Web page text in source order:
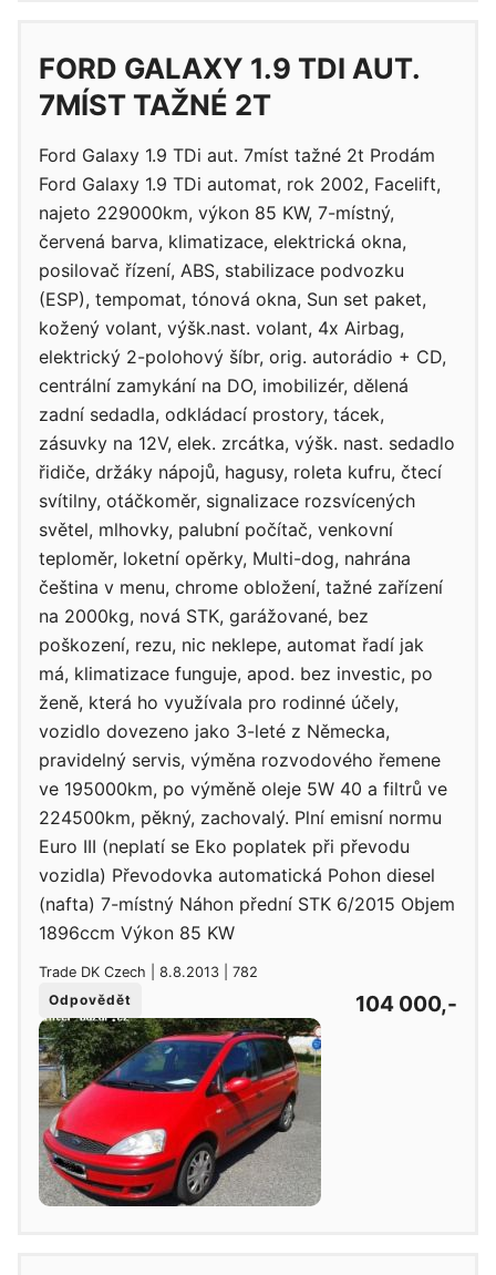
FORD GALAXY 1.9 TDI AUT.
7MÍST TAŽNÉ 2T
Ford Galaxy 1.9 TDi aut. 7míst tažné 2t Prodám
Ford Galaxy 1.9 TDi automat, rok 2002, Facelift,
najeto 229000km, výkon 85 KW, 7-místný,
červená barva, klimatizace, elektrická okna,
posilovač řízení, ABS, stabilizace podvozku
(ESP), tempomat, tónová okna, Sun set paket,
kožený volant, výšk.nast. volant, 4x Airbag,
elektrický 2-polohový šíbr, orig. autorádio + CD,
centrální zamykání na DO, imobilizér, dělená
zadní sedadla, odkládací prostory, tácek,
zásuvky na 12V, elek. zrcátka, výšk. nast. sedadlo
řidiče, držáky nápojů, hagusy, roleta kufru, čtecí
svítilny, otáčkoměr, signalizace rozsvícených
světel, mlhovky, palubní počítač, venkovní
teploměr, loketní opěrky, Multi-dog, nahrána
čeština v menu, chrome obložení, tažné zařízení
na 2000kg, nová STK, garážované, bez
poškození, rezu, nic neklepe, automat řadí jak
má, klimatizace funguje, apod. bez investic, po
ženě, která ho využívala pro rodinné účely,
vozidlo dovezeno jako 3-leté z Německa,
pravidelný servis, výměna rozvodového řemene
ve 195000km, po výměně oleje 5W 40 a filtrů ve
224500km, pěkný, zachovalý. Plní emisní normu
Euro III (neplatí se Eko poplatek při převodu
vozidla) Převodovka automatická Pohon diesel
(nafta) 7-místný Náhon přední STK 6/2015 Objem
1896ccm Výkon 85 KW
Trade DK Czech | 8.8.2013 | 782
Odpovědět
104 000,-